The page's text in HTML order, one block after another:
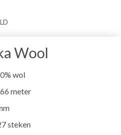
Wool
wol
meter
steken